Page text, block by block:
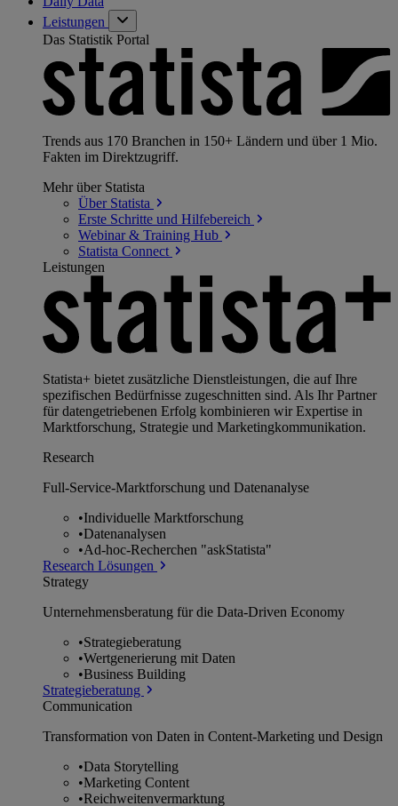
Leistungen
Das Statistik Portal
Trends aus 170 Branchen in 150+ Ländern und über 1 Mio.
Fakten im Direktzugriff.
Mehr über Statista
Über Statista
Erste Schritte und Hilfebereich
Webinar & Training Hub
Statista Connect
Leistungen
Statista+ bietet zusätzliche Dienstleistungen, die auf Ihre
spezifischen Bedürfnisse zugeschnitten sind. Als Ihr Partner
für datengetriebenen Erfolg kombinieren wir Expertise in
Marktforschung, Strategie und Marketingkommunikation.
Research
Full-Service-Marktforschung und Datenanalyse
•Individuelle Marktforschung
•Datenanalysen
•Ad-hoc-Recherchen "askStatista"
Research Lösungen
Strategy
Unternehmens­beratung für die Data-Driven Economy
•Strategieberatung
•Wertgenerierung mit Daten
•Business Building
Strategieberatung
Communication
Transformation von Daten in Content-Marketing und Design
•Data Storytelling
•Marketing Content
•Reichweitenvermarktung